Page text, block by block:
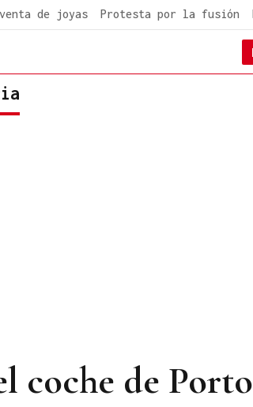
de joyas Protesta por la fusión
coche de